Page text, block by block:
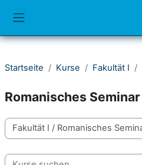
Startseite Kurse Fakultät I
Romanisches Seminar
Kursbereiche
Kurse suchen